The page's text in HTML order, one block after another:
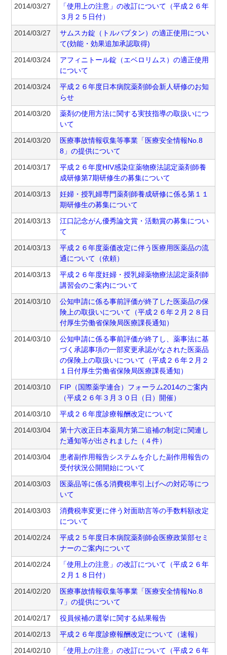
2014/03/27
「使用上の注意」の改訂について（平成２６年
３月２５日付）
2014/03/27
サムスカ錠（トルバプタン）の適正使用につい
て(効能・効果追加承認取得)
2014/03/24
アフィニトール錠（エベロリムス）の適正使用
について
2014/03/24
平成２６年度日本病院薬剤師会新人研修のお知
らせ
2014/03/20
薬剤の使用方法に関する実技指導の取扱いにつ
いて
2014/03/20
医療事故情報収集等事業「医療安全情報No.8
8」の提供について
2014/03/17
平成２６年度HIV感染症薬物療法認定薬剤師養
成研修第7期研修生の募集について
2014/03/13
妊婦・授乳婦専門薬剤師養成研修に係る第１１
期研修生の募集について
2014/03/13
江口記念がん優秀論文賞・活動賞の募集につい
て
2014/03/13
平成２６年度薬価改定に伴う医療用医薬品の流
通について（依頼）
2014/03/13
平成２６年度妊婦・授乳婦薬物療法認定薬剤師
講習会のご案内について
2014/03/10
公知申請に係る事前評価が終了した医薬品の保
険上の取扱いについて（平成２６年２月２８日
付厚生労働省保険局医療課長通知）
2014/03/10
公知申請に係る事前評価が終了し、薬事法に基
づく承認事項の一部変更承認がなされた医薬品
の保険上の取扱いについて（平成２６年２月２
１日付厚生労働省保険局医療課長通知）
2014/03/10
FIP（国際薬学連合）フォーラム2014のご案内
（平成２６年３月３０日（日）開催）
2014/03/10
平成２６年度診療報酬改定について
2014/03/04
第十六改正日本薬局方第二追補の制定に関連し
た通知等が出されました（４件）
2014/03/04
患者副作用報告システムを介した副作用報告の
受付状況公開開始について
2014/03/03
医薬品等に係る消費税率引上げへの対応等につ
いて
2014/03/03
消費税率変更に伴う対面助言等の手数料額改定
について
2014/02/24
平成２５年度日本病院薬剤師会医療政策部セミ
ナーのご案内について
2014/02/24
「使用上の注意」の改訂について（平成２６年
２月１８日付）
2014/02/20
医療事故情報収集等事業「医療安全情報No.8
7」の提供について
2014/02/17
役員候補の選挙に関する結果報告
2014/02/13
平成２６年度診療報酬改定について（速報）
2014/02/10
「使用上の注意」の改訂について（平成２６年